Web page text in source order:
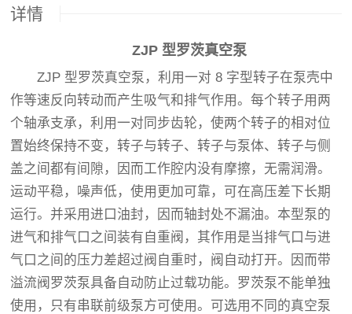
详情
ZJP 型罗茨真空泵
ZJP 型罗茨真空泵，利用一对 8 字型转子在泵壳中
作等速反向转动而产生吸气和排气作用。每个转子用两
个轴承支承，利用一对同步齿轮，使两个转子的相对位
置始终保持不变，转子与转子、转子与泵体、转子与侧
盖之间都有间隙，因而工作腔内没有摩擦，无需润滑。
运动平稳，噪声低，使用更加可靠，可在高压差下长期
运行。并采用进口油封，因而轴封处不漏油。本型泵的
进气和排气口之间装有自重阀，其作用是当排气口与进
气口之间的压力差超过阀自重时，阀自动打开。因而带
溢流阀罗茨泵具备自动防止过载功能。罗茨泵不能单独
使用，只有串联前级泵方可使用。可选用不同的真空泵